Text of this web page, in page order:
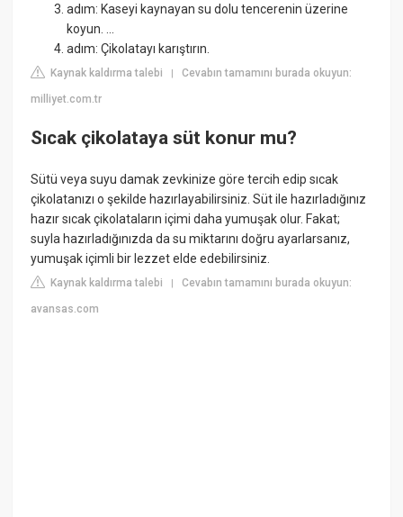
adım: Kaseyi kaynayan su dolu tencerenin üzerine
koyun. ...
adım: Çikolatayı karıştırın.
Kaynak kaldırma talebi |Cevabın tamamını burada okuyun:
milliyet.com.tr
Sıcak çikolataya süt konur mu?
Sütü veya suyu damak zevkinize göre tercih edip sıcak
çikolatanızı o şekilde hazırlayabilirsiniz. Süt ile hazırladığınız
hazır sıcak çikolataların içimi daha yumuşak olur. Fakat;
suyla hazırladığınızda da su miktarını doğru ayarlarsanız,
yumuşak içimli bir lezzet elde edebilirsiniz.
Kaynak kaldırma talebi |Cevabın tamamını burada okuyun:
avansas.com